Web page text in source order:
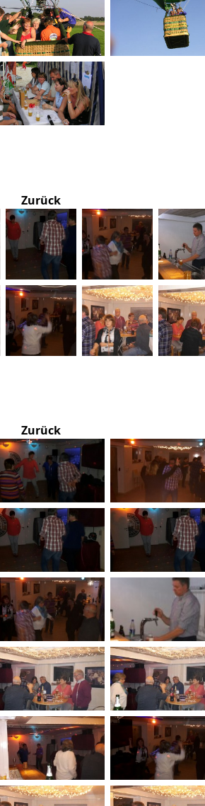
Zurück
Zurück